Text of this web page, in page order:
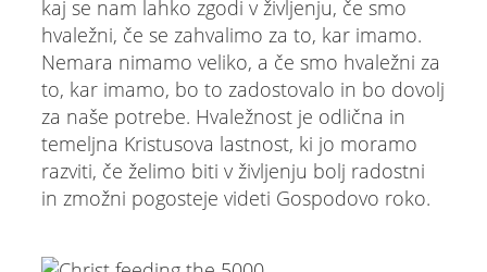
kaj se nam lahko zgodi v življenju, če smo
hvaležni, če se zahvalimo za to, kar imamo.
Nemara nimamo veliko, a če smo hvaležni za
to, kar imamo, bo to zadostovalo in bo dovolj
za naše potrebe. Hvaležnost je odlična in
temeljna Kristusova lastnost, ki jo moramo
razviti, če želimo biti v življenju bolj radostni
in zmožni pogosteje videti Gospodovo roko.